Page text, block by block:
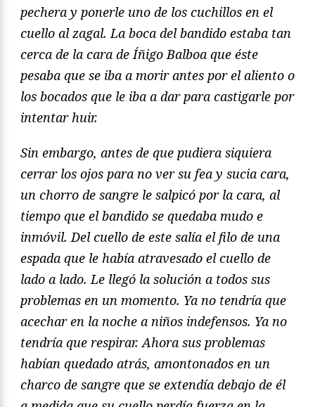
pechera y ponerle uno de los cuchillos en el
cuello al zagal. La boca del bandido estaba tan
cerca de la cara de Íñigo Balboa que éste
pesaba que se iba a morir antes por el aliento o
los bocados que le iba a dar para castigarle por
intentar huir.
Sin embargo, antes de que pudiera siquiera
cerrar los ojos para no ver su fea y sucia cara,
un chorro de sangre le salpicó por la cara, al
tiempo que el bandido se quedaba mudo e
inmóvil. Del cuello de este salía el filo de una
espada que le había atravesado el cuello de
lado a lado. Le llegó la solución a todos sus
problemas en un momento. Ya no tendría que
acechar en la noche a niños indefensos. Ya no
tendría que respirar. Ahora sus problemas
habían quedado atrás, amontonados en un
charco de sangre que se extendía debajo de él